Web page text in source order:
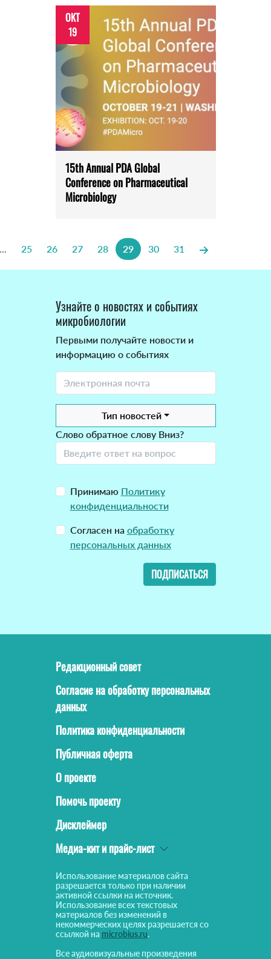
ОКТ
19
15th Annual PDA Global
Conference on Pharmaceutical
Microbiology
25 26 27 28 29 30 31
Узнайте о новостях и событиях
микробиологии
Первыми получайте новости и
информацию о событиях
Тип новостей
Слово обратное слову Вниз?
Принимаю Политику
конфиденциальности
Согласен на обработку
персональных данных
ПОДПИСАТЬСЯ
Редакционный совет
Согласие на обработку персональных
данных
Политика конфиденциальности
Публичная оферта
О проекте
Помочь проекту
Дисклеймер
Медиа-кит и прайс-лист
Использование материалов сайта
разрешается только при наличии
активной ссылки на источник.
Использование всех текстовых
материалов без изменений в
некоммерческих целях разрешается со
ссылкой на microbius.ru.
Все аудиовизуальные произведения